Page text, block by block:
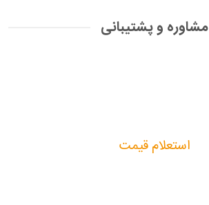
مشاوره و پشتیبانی
استعلام قیمت